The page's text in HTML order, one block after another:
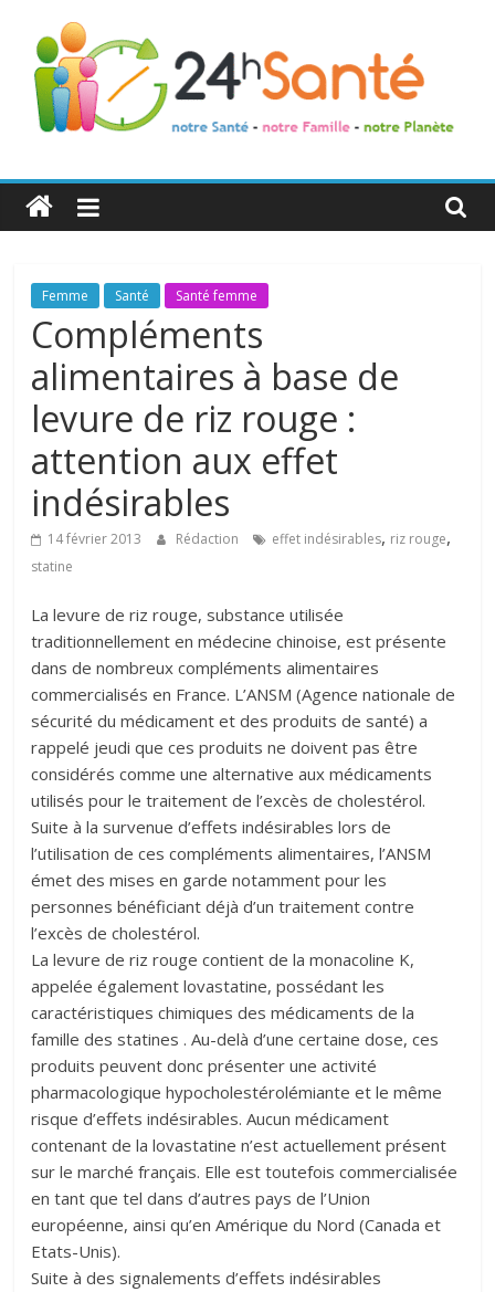
24h
Santé
La
santé
de
toute
famille
Femme Santé Santé femme
Compléments
alimentaires à base de
levure de riz rouge :
attention aux effet
indésirables
14 février 2013 Rédaction effet indésirables, riz rouge,
statine
La levure de riz rouge, substance utilisée
traditionnellement en médecine chinoise, est présente
dans de nombreux compléments alimentaires
commercialisés en France. L’ANSM (Agence nationale de
sécurité du médicament et des produits de santé) a
rappelé jeudi que ces produits ne doivent pas être
considérés comme une alternative aux médicaments
utilisés pour le traitement de l’excès de cholestérol.
Suite à la survenue d’effets indésirables lors de
l’utilisation de ces compléments alimentaires, l’ANSM
émet des mises en garde notamment pour les
personnes bénéficiant déjà d’un traitement contre
l’excès de cholestérol.
La levure de riz rouge contient de la monacoline K,
appelée également lovastatine, possédant les
caractéristiques chimiques des médicaments de la
famille des statines . Au-delà d’une certaine dose, ces
produits peuvent donc présenter une activité
pharmacologique hypocholestérolémiante et le même
risque d’effets indésirables. Aucun médicament
contenant de la lovastatine n’est actuellement présent
sur le marché français. Elle est toutefois commercialisée
en tant que tel dans d’autres pays de l’Union
européenne, ainsi qu’en Amérique du Nord (Canada et
Etats-Unis).
Suite à des signalements d’effets indésirables